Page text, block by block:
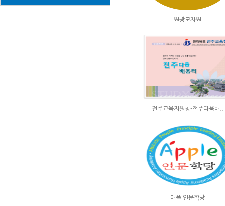
원광모자원
전주교욱지원청-전주다움배..
애플 인문학당